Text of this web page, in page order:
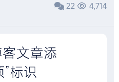
22 4,714
文章添
”标识